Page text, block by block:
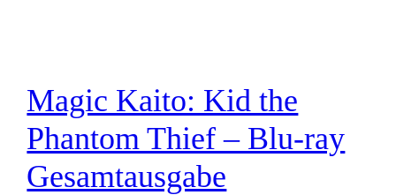
Magic Kaito: Kid the
Phantom Thief – Blu-ray
Gesamtausgabe